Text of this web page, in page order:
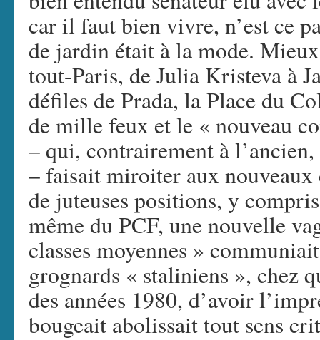
car il faut bien vivre, n’est ce
de jardin était à la mode.
tout-Paris, de Julia Kristeva à
défiles de Prada, la Place du
de mille feux et le « nouveau
– qui, contrairement à
– faisait miroiter aux nouveaux
de juteuses positions, y
même du PCF, une nouvelle
classes moyennes »
grognards « staliniens », chez
des années 1980, d’avoir
bougeait abolissait tout sens